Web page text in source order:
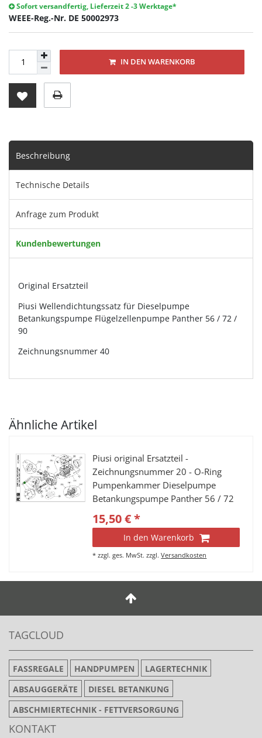
Sofort versandfertig, Lieferzeit 2 -3 Werktage*
WEEE-Reg.-Nr. DE 50002973
IN DEN WARENKORB
Beschreibung
Technische Details
Anfrage zum Produkt
Kundenbewertungen
Original Ersatzteil
Piusi Wellendichtungssatz für Dieselpumpe
Betankungspumpe Flügelzellenpumpe Panther 56 / 72 /
90
Zeichnungsnummer 40
Ähnliche Artikel
Piusi original Ersatzteil -
Zeichnungsnummer 20 - O-Ring
Pumpenkammer Dieselpumpe
Betankungspumpe Panther 56 / 72
/ 90 und BP3000
15,50 € *
In den Warenkorb
*zzgl. ges. MwSt. zzgl.Versandkosten
TAGCLOUD
FASSREGALE HANDPUMPEN
LAGERTECHNIK
ABSAUGGERÄTE
DIESEL BETANKUNG
ABSCHMIERTECHNIK - FETTVERSORGUNG
KONTAKT